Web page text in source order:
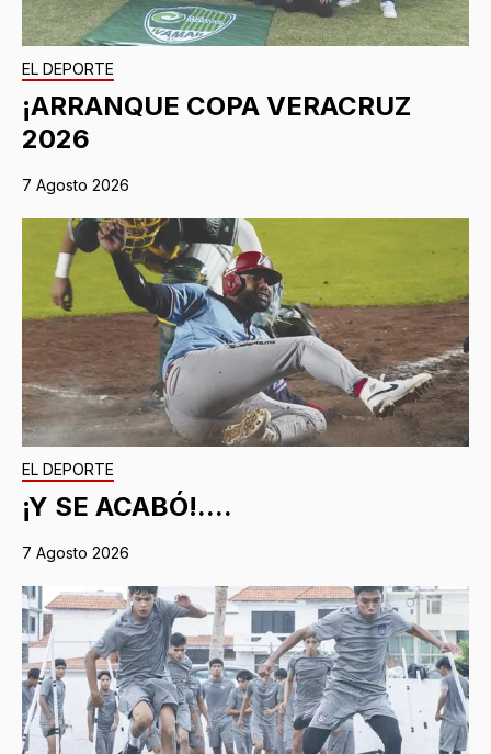
EL DEPORTE
¡ARRANQUE COPA VERACRUZ
2026
7 Agosto 2026
EL DEPORTE
¡Y SE ACABÓ!....
7 Agosto 2026